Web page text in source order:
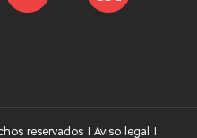
reservados |Aviso legal |